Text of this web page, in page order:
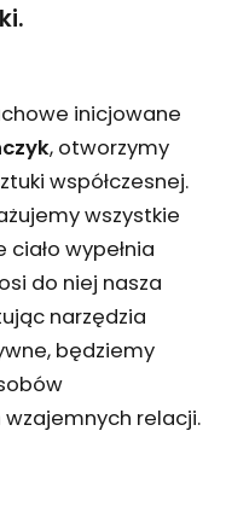
inicjowane
, otworzymy
współczesnej.
wszystkie
ciało wypełnia
do niej nasza
narzędzia
będziemy
relacji.